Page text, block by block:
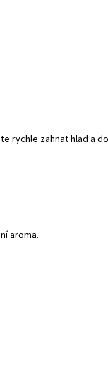
rychle zahnat hlad a
aroma.